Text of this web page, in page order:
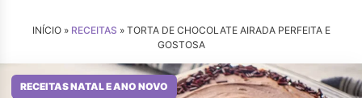
INÍCIO » RECEITAS » TORTA DE CHOCOLATE AIRADA PERFEITA E
GOSTOSA
RECEITAS NATAL E ANO NOVO